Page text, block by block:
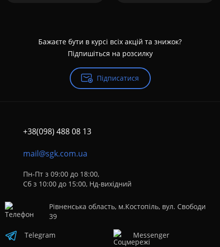
Бажаєте бути в курсі всіх акцій та знижок?
Підпишіться на розсилку
Підписатися
+38(098) 488 08 13
mail@sgk.com.ua
Пн-Пт з 09:00 до 18:00,
Сб з 10:00 до 15:00, Нд-вихідний
Рівненська область, м.Костопіль, вул. Свободи
39
Telegram Messenger